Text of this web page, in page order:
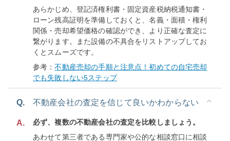
あらかじめ、登記済権利書・固定資産税納税通知書・
ローン残高証明を準備しておくと、名義・面積・権利
関係・売却希望価格の確認ができ、より正確な査定に
繋がります。また設備の不具合をリストアップしてお
くとスムーズです。
参考：不動産売却の手順と注意点！初めての自宅売却
でも失敗しない5ステップ
Q. 不動産会社の査定を信じて良いかわからない
A.
必ず、複数の不動産会社の査定を比較しましょう。
あわせて第三者である専門家や公的な相談窓口に相談